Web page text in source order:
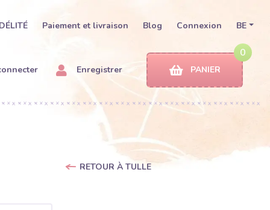
Paiement et livraison Blog Connexion BE
Enregistrer
0
PANIER
RETOUR À TULLE